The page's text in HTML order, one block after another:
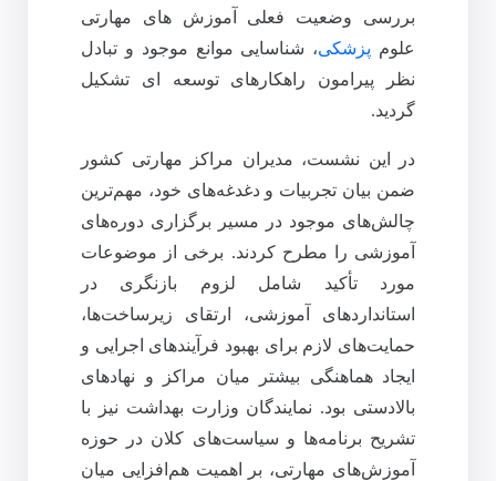
بررسی وضعیت فعلی آموزش‌ های مهارتی
علوم پزشکی، شناسایی موانع موجود و تبادل
نظر پیرامون راهکارهای توسعه‌ ای تشکیل
گردید.
در این نشست، مدیران مراکز مهارتی کشور
ضمن بیان تجربیات و دغدغه‌های خود، مهم‌ترین
چالش‌های موجود در مسیر برگزاری دوره‌های
آموزشی را مطرح کردند. برخی از موضوعات
مورد تأکید شامل لزوم بازنگری در
استانداردهای آموزشی، ارتقای زیرساخت‌ها،
حمایت‌های لازم برای بهبود فرآیندهای اجرایی و
ایجاد هماهنگی بیشتر میان مراکز و نهادهای
بالادستی بود. نمایندگان وزارت بهداشت نیز با
تشریح برنامه‌ها و سیاست‌های کلان در حوزه
آموزش‌های مهارتی، بر اهمیت هم‌افزایی میان